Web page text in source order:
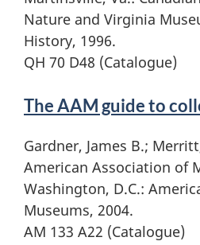
Nature and Virginia
History, 1996.
QH 70 D48 (Catalogue)
The AAM guide to
Gardner, James B.;
American Association of
Washington, D.C.:
Museums, 2004.
AM 133 A22 (Catalogue)